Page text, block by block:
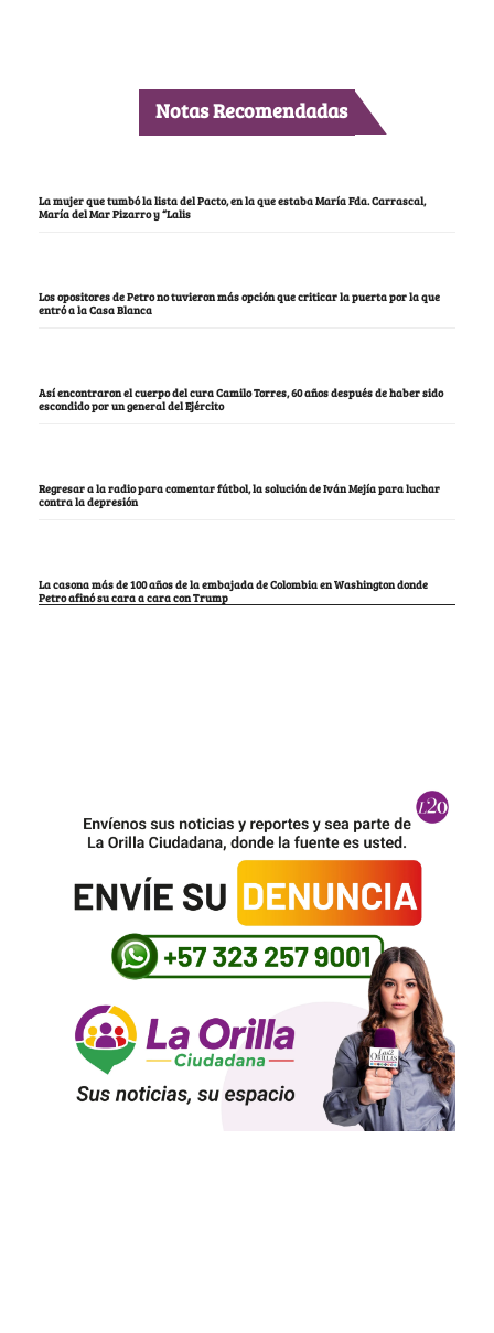
Notas Recomendadas
La mujer que tumbó la lista del Pacto, en la que estaba María Fda. Carrascal,
María del Mar Pizarro y “Lalis
Los opositores de Petro no tuvieron más opción que criticar la puerta por la que
entró a la Casa Blanca
Así encontraron el cuerpo del cura Camilo Torres, 60 años después de haber sido
escondido por un general del Ejército
Regresar a la radio para comentar fútbol, la solución de Iván Mejía para luchar
contra la depresión
La casona más de 100 años de la embajada de Colombia en Washington donde
Petro afinó su cara a cara con Trump